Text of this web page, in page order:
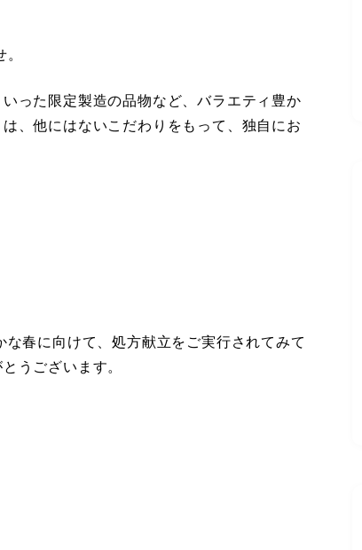
った限定製造の品物など、バラエティ豊か
、他にはないこだわりをもって、独自にお
春に向けて、処方献立をご実行されてみて
うございます。